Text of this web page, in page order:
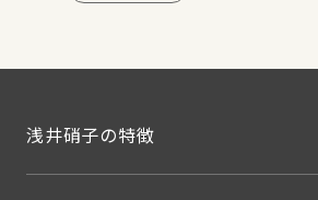
浅井硝子の特徴